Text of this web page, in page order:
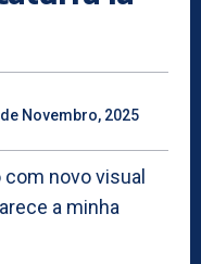
Novembro, 2025
novo visual
a minha